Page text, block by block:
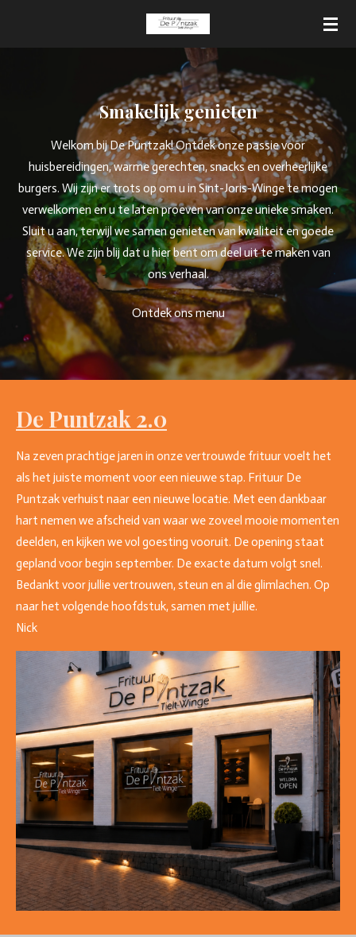
Smakelijk genieten
Welkom bij De Puntzak! Ontdek onze passie voor
huisbereidingen, warme gerechten, snacks en overheerlijke
burgers. Wij zijn er trots op om u in Sint-Joris-Winge te mogen
verwelkomen en u te laten proeven van onze unieke smaken.
Sluit u aan, terwijl we samen genieten van kwaliteit en goede
service. We zijn blij dat u hier bent om deel uit te maken van
ons verhaal.
Ontdek ons menu
De Puntzak 2.0
Na zeven prachtige jaren in onze vertrouwde frituur voelt het
als het juiste moment voor een nieuwe stap. Frituur De
Puntzak verhuist naar een nieuwe locatie. Met een dankbaar
hart nemen we afscheid van waar we zoveel mooie momenten
deelden, en kijken we vol goesting vooruit. De opening staat
gepland voor begin september. De exacte datum volgt snel.
Bedankt voor jullie vertrouwen, steun en al die glimlachen. Op
naar het volgende hoofdstuk, samen met jullie.
Nick